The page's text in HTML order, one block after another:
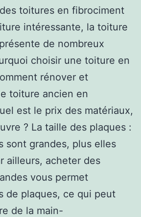
toitures en fibrociment
intéressante, la toiture
de nombreux
choisir une toiture en
rénover et
toiture ancien en
est le prix des matériaux,
? La taille des plaques :
sont grandes, plus elles
ailleurs, acheter des
vous permet
de plaques, ce qui peut
de la main-